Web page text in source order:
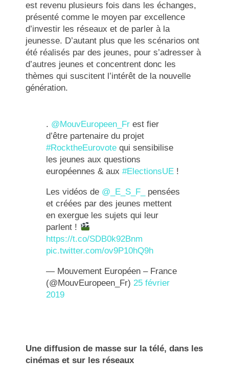
est revenu plusieurs fois dans les échanges,
présenté comme le moyen par excellence
d’investir les réseaux et de parler à la
jeunesse. D’autant plus que les scénarios ont
été réalisés par des jeunes, pour s’adresser à
d’autres jeunes et concentrent donc les
thèmes qui suscitent l’intérêt de la nouvelle
génération.
. @MouvEuropeen_Fr est fier
d’être partenaire du projet
#RocktheEurovote qui sensibilise
les jeunes aux questions
européennes & aux#ElectionsUE !
Les vidéos de @_E_S_F_
pensées
et créées par des jeunes mettent
en exergue les sujets qui leur
parlent !
https://t.co/SDB0k92Bnm
pic.twitter.com/ov9P10hQ9h
— Mouvement Européen – France
(@MouvEuropeen_Fr) 25 février
2019
Une diffusion de masse sur la télé, dans les
cinémas et sur les réseaux